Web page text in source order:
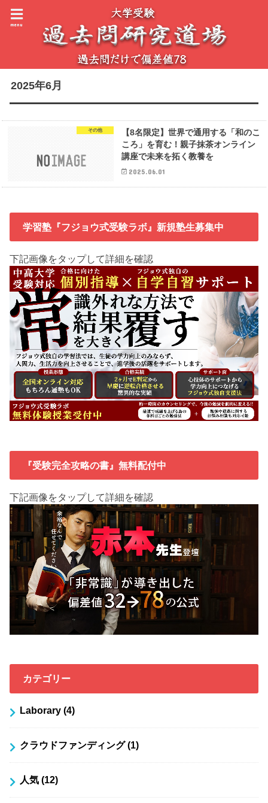
menu
2025年6月
その他
【8名限定】世界で通用する「和のこ
ころ」を育む！親子抹茶オンライン
講座で未来を拓く教養を
2025.06.01
学習塾『フジョウ式受験ラボ』新規塾生募集中
下記画像をタップして詳細を確認
『受験完全攻略の書』無料配付中
下記画像をタップして詳細を確認
カテゴリー
Laborary (4)
クラウドファンディング(1)
人気 (12)